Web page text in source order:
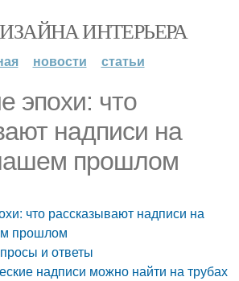
ИНТЕРЬЕРА
новости статьи
эпохи: что
надписи на
прошлом
что рассказывают надписи на
прошлом
и ответы
надписи можно найти на трубах